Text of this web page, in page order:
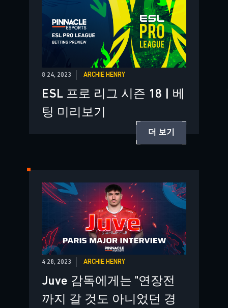
8 24, 2023 ARCHIE HENRY
ESL 프로 리그 시즌 18 | 베
팅 미리보기
더 보기
4 28, 2023 ARCHIE HENRY
Juve 감독에게는 "연장전
까지 갈 것도 아니었던 경